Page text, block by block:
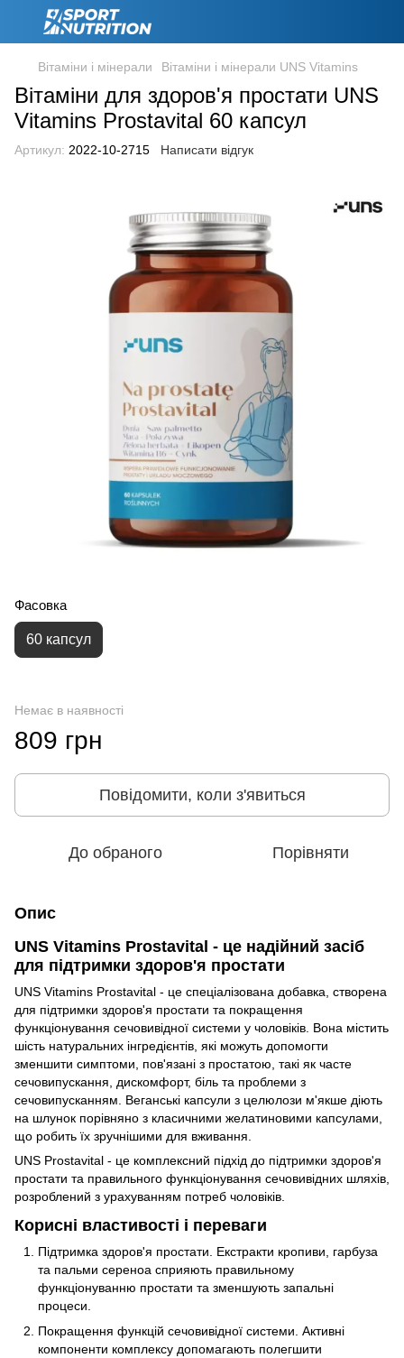
Вітаміни і мінерали Вітаміни і мінерали UNS Vitamins
Вітаміни для здоров'я простати UNS
Vitamins Prostavital 60 капсул
Артикул: 2022-10-2715 Написати відгук
Фасовка
60 капсул
Немає в наявності
809 грн
Повідомити, коли з'явиться
До обраного Порівняти
Опис
UNS Vitamins Prostavital - це надійний засіб
для підтримки здоров'я простати
UNS Vitamins Prostavital - це спеціалізована добавка, створена
для підтримки здоров'я простати та покращення
функціонування сечовивідної системи у чоловіків. Вона містить
шість натуральних інгредієнтів, які можуть допомогти
зменшити симптоми, пов'язані з простатою, такі як часте
сечовипускання, дискомфорт, біль та проблеми з
сечовипусканням. Веганські капсули з целюлози м'якше діють
на шлунок порівняно з класичними желатиновими капсулами,
що робить їх зручнішими для вживання.
UNS Prostavital - це комплексний підхід до підтримки здоров'я
простати та правильного функціонування сечовивідних шляхів,
розроблений з урахуванням потреб чоловіків.
Корисні властивості і переваги
Підтримка здоров'я простати. Екстракти кропиви, гарбуза
та пальми сереноа сприяють правильному
функціонуванню простати та зменшують запальні
процеси.
Покращення функцій сечовивідної системи. Активні
компоненти комплексу допомагають полегшити